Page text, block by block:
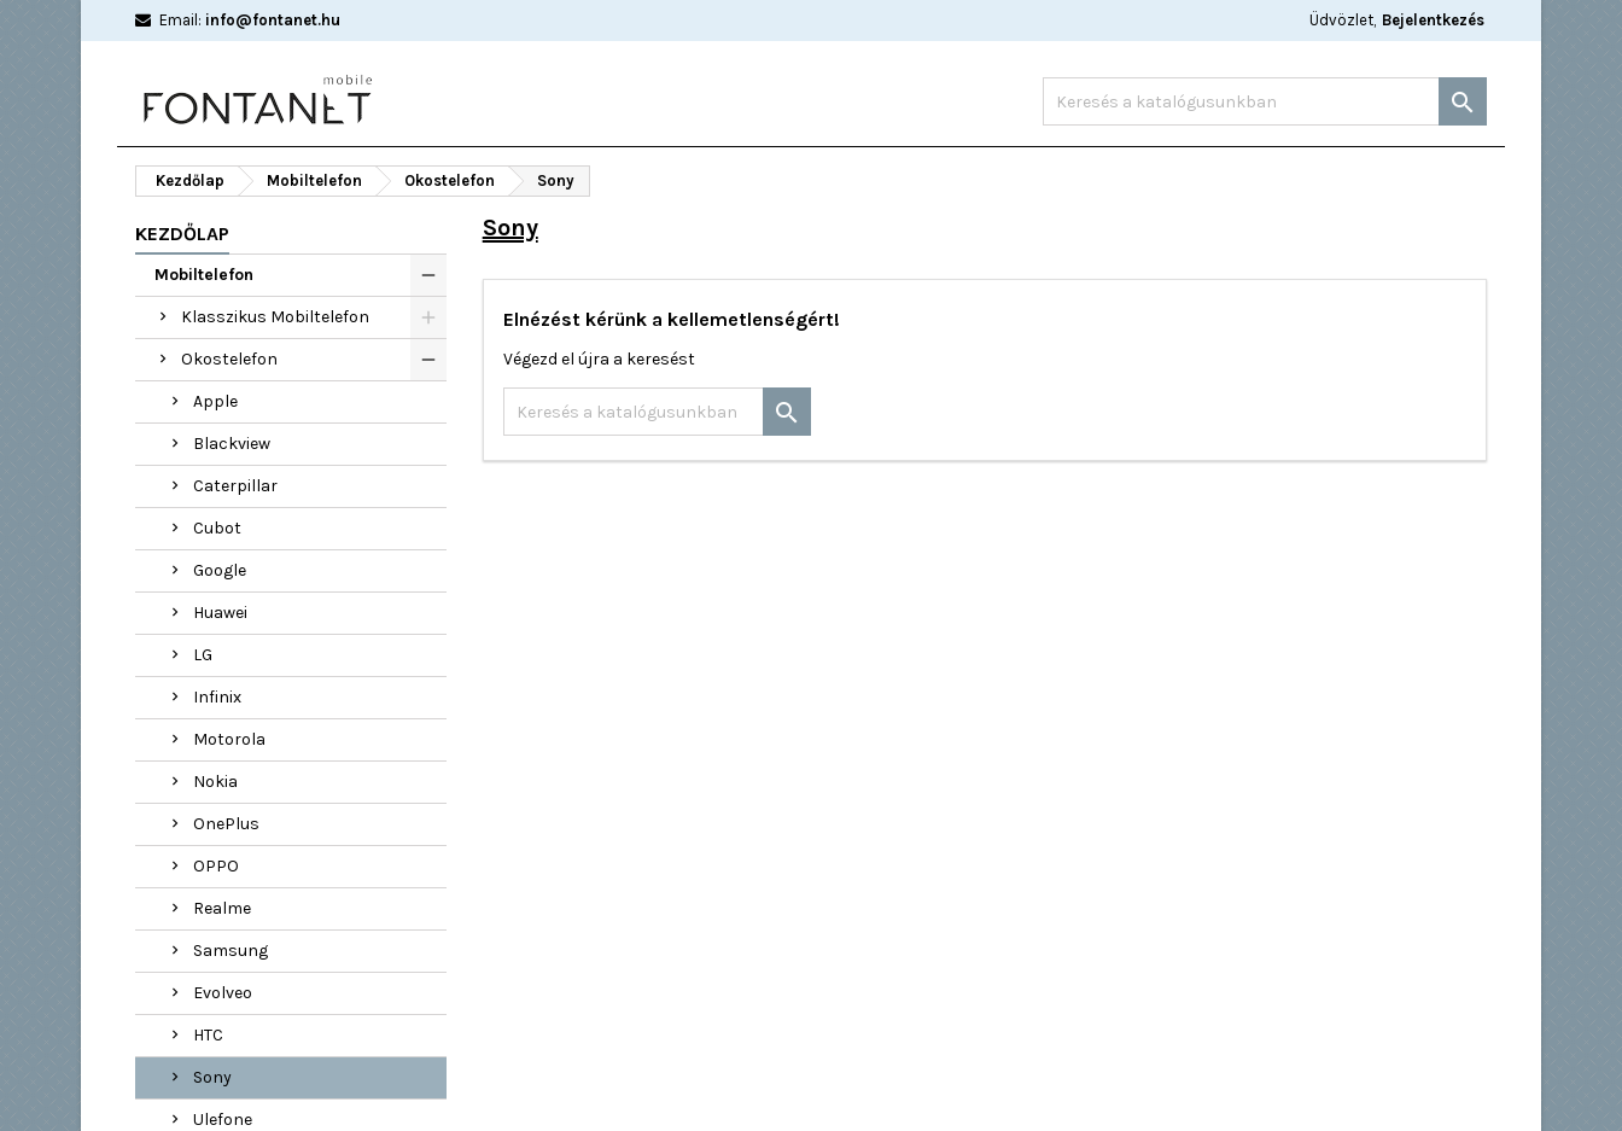
Email: info@fontanet.hu Üdvözlet, Bejelentkezés

Kezdőlap Mobiltelefon Okostelefon Sony
KEZDŐLAP
Mobiltelefon
Klasszikus Mobiltelefon
Okostelefon
Apple
Blackview
Caterpillar
Cubot
Google
Huawei
LG
Infinix
Motorola
Nokia
OnePlus
OPPO
Realme
Samsung
Evolveo
HTC
Sony
Ulefone
Sony
Elnézést kérünk a kellemetlenségért!
Végezd el újra a keresést
